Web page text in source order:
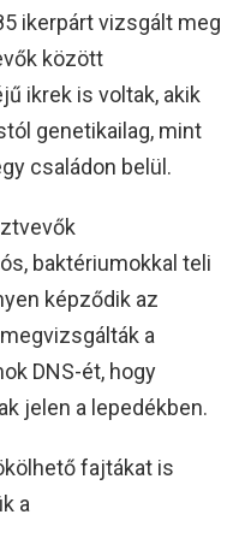
ikerpárt vizsgált meg
között
ikrek is voltak, akik
genetikailag, mint
családon belül.
baktériumokkal teli
képződik az
a
DNS-ét, hogy
jelen a lepedékben.
fajtákat is
a